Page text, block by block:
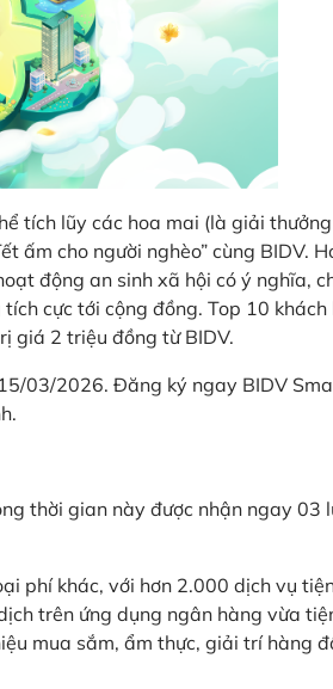
tích lũy các hoa mai (là giải
ấm cho người nghèo” cùng BIDV.
động an sinh xã hội có ý nghĩa,
cực tới cộng đồng. Top 10
giá 2 triệu đồng từ BIDV.
03/2026. Đăng ký ngay BIDV
thời gian này được nhận ngay 03
phí khác, với hơn 2.000 dịch vụ
trên ứng dụng ngân hàng vừa
mua sắm, ẩm thực, giải trí hàng